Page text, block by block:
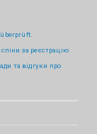
за реєстрацію
та відгуки про